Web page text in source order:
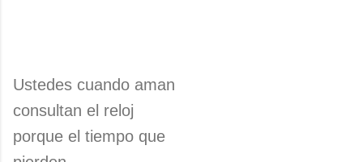
Ustedes cuando aman
consultan el reloj
porque el tiempo que